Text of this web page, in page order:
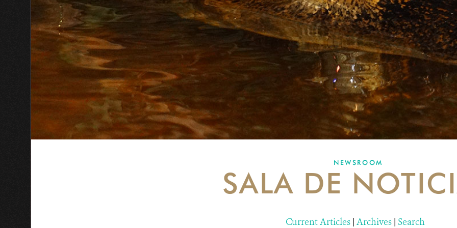
NEWSROOM
SALA DE
Current Articles | Archives | Search